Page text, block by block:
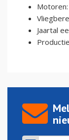
Jaartal